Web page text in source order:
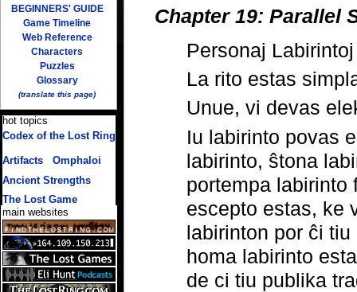
Chapter 19: Parallel
Personaj Labirintoj
La rito estas
Unue, vi devas
Iu labirinto povas
labirinto, ŝtona
portempa labirinto
escepto estas, ke
labirinton por ĉi
homa labirinto
de ci tiu publika
BEGINNERS' GUIDE
Game Timeline
Web Reference
Characters
Puzzles
Glossary
(translate this page)
hot topics
Codex of the Lost Ring
Artifacts/ Omphaloi
Ancient Strengths
The Lost Game
main websites